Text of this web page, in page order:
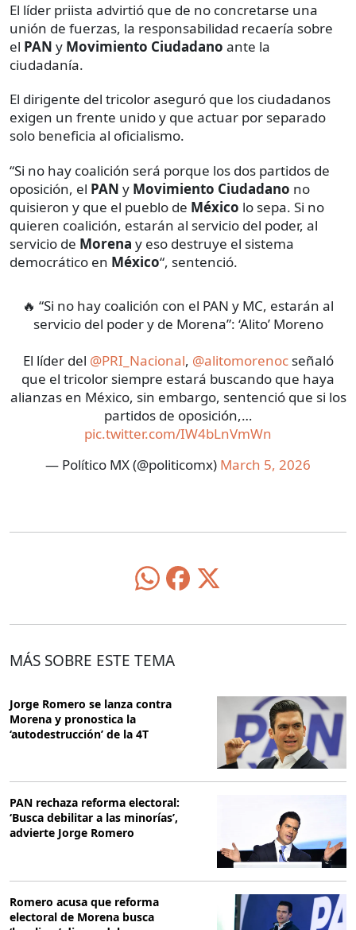
El líder priista advirtió que de no concretarse una
unión de fuerzas, la responsabilidad recaería sobre
el PAN y Movimiento Ciudadano ante la
ciudadanía.
El dirigente del tricolor aseguró que los ciudadanos
exigen un frente unido y que actuar por separado
solo beneficia al oficialismo.
“Si no hay coalición será porque los dos partidos de
oposición, el PAN y Movimiento Ciudadano no
quisieron y que el pueblo de México lo sepa. Si no
quieren coalición, estarán al servicio del poder, al
servicio de Morena y eso destruye el sistema
democrático en México“, sentenció.
🔥 “Si no hay coalición con el PAN y MC, estarán al
servicio del poder y de Morena”: ‘Alito’ Moreno
El líder del @PRI_Nacional, @alitomorenocseñaló
que el tricolor siempre estará buscando que haya
alianzas en México, sin embargo, sentenció que si los
partidos de oposición,…
pic.twitter.com/IW4bLnVmWn
— Político MX (@politicomx) March 5, 2026
MÁS SOBRE ESTE TEMA
Jorge Romero se lanza contra
Morena y pronostica la
‘autodestrucción’ de la 4T
PAN rechaza reforma electoral:
‘Busca debilitar a las minorías’,
advierte Jorge Romero
Romero acusa que reforma
electoral de Morena busca